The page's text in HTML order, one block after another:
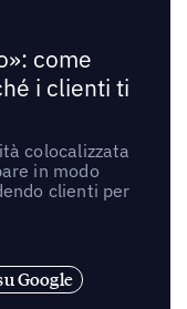
come
i clienti ti
colocalizzata
in modo
clienti per
Google